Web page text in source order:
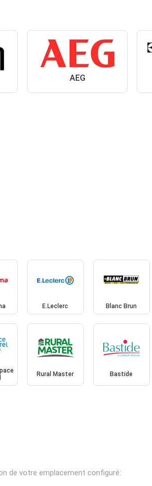
AEG
E.Leclerc Blanc Brun
Rural Master Bastide
de votre emplacement configuré: